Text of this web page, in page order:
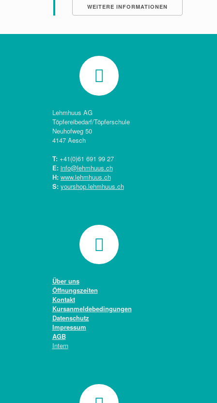
WEITERE INFORMATIONEN
Lehmhuus AG
Töpfereibedarf/Töpferschule
Neuhofweg 50
4147 Aesch
T:+41(0)61 691 99 27
E: info@lehmhuus.ch
H: www.lehmhuus.ch
S: yourshop.lehmhuus.ch
Über uns
Öffnungszeiten
Kontakt
Kursanmeldebedingungen
Datenschutz
Impressum
AGB
Intern